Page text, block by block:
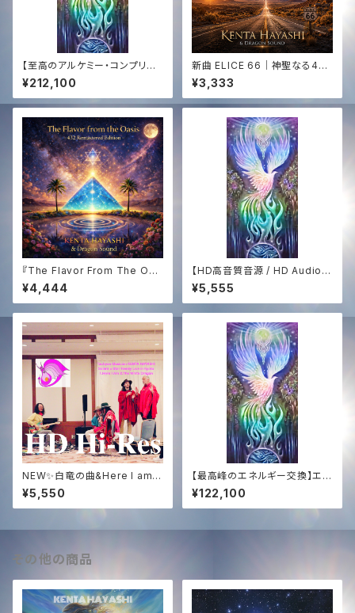
【至高のアルケミー・コンプリー
ト】エジプト奉納支援 ─ 全150
曲CD ＆ 「Golden Sun 444」
アナログ盤 ＋ 映像 ＋ 音源【Th
Mission Support ─ 150-So
ng CD Collection & "Golde
n Sun 444" Vinyl ＋ Video
＋ Audio
¥212,100
新曲 ELICE 66｜神聖なる444
Hz サウンドジャーニー｜KENT
A HAYASHI × Dragon Soun
d｜HD WAV音源✨
¥3,333
『The Flavor From The Oas
is -432Hz Remastered Edi
tion-』
¥4,444
【HD高音質音源 / HD Audio】
白き鳳凰の歌 ─ The Song of
The White Phoenix (432Hz
Sound Medicine)
¥5,555
NEW✨白竜の曲&Here I am京
都ライブHDハイレゾWAV音源
✨Solara&NOGI声入り✨
¥5,550
【最高峰のエネルギー交換】エジ
プト奉納支援 ─ 映像＆白鳳凰
ソング ＋ 過去全150曲コンプリ
ート音源【Ultimate Support】
¥122,100
その他の商品